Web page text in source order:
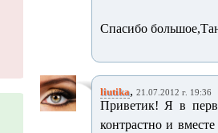
Спасибо
liutika, 21.07.2012 г. 19:36
Приветик! Я в
контрастно и